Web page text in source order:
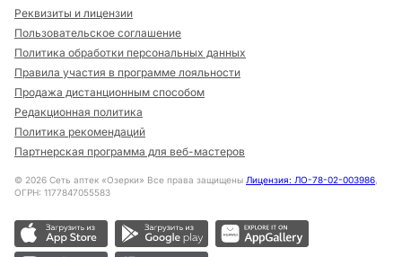
Реквизиты и лицензии
Пользовательское соглашение
Политика обработки персональных данных
Правила участия в программе лояльности
Продажа дистанционным способом
Редакционная политика
Политика рекомендаций
Партнерская программа для веб-мастеров
© 2026 Сеть аптек «Озерки» Все права защищены Лицензия: ЛО-78-02-003986,
ОГРН: 1177847055583